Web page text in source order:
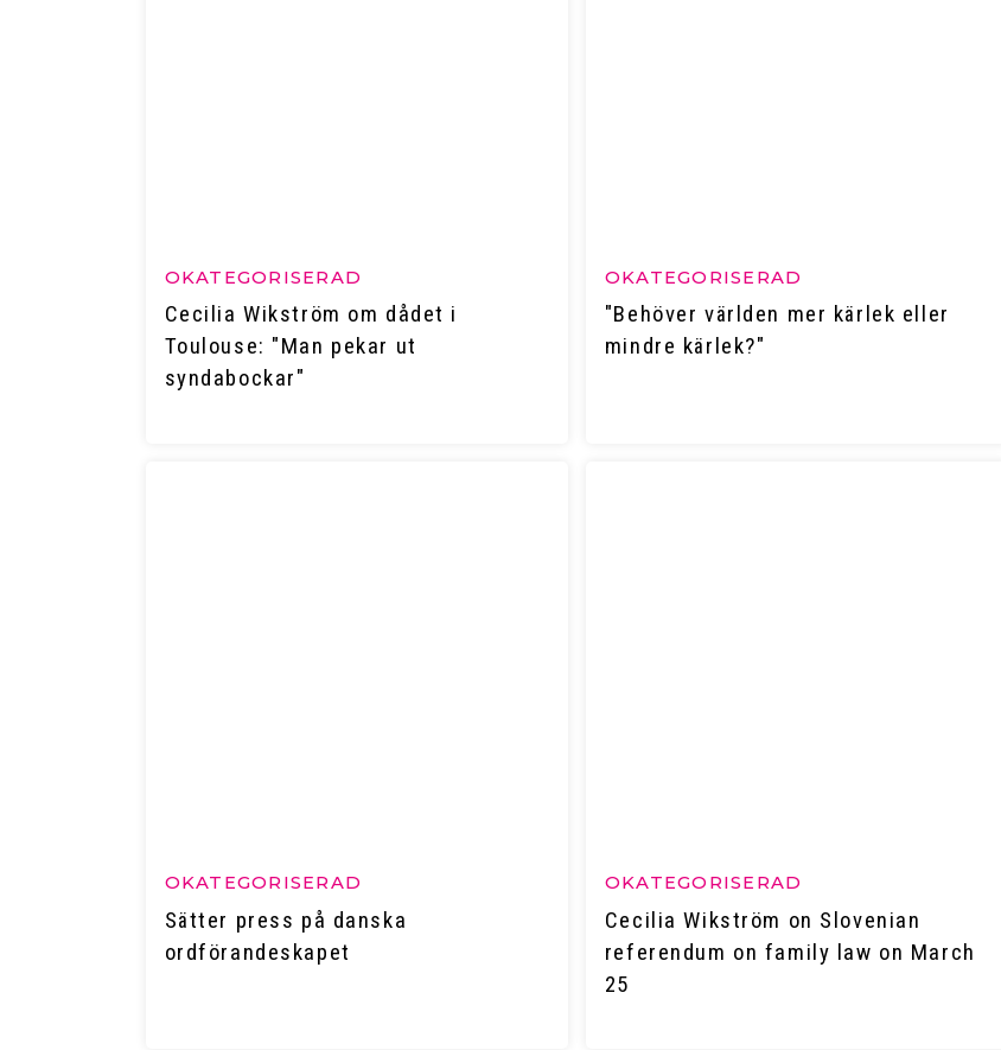
OKATEGORISERAD
Cecilia Wikström om dådet i
Toulouse: "Man pekar ut
syndabockar"
OKATEGORISERAD
"Behöver världen mer kärlek eller
mindre kärlek?"
OKATEGORISERAD
Sätter press på danska
ordförandeskapet
OKATEGORISERAD
Cecilia Wikström on Slovenian
referendum on family law on March
25